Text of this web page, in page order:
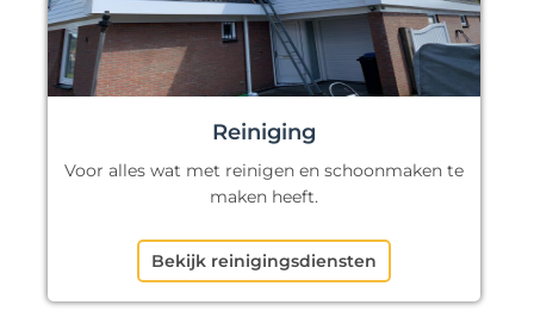
Reiniging
Voor alles wat met reinigen en schoonmaken te
maken heeft.
Bekijk reinigingsdiensten